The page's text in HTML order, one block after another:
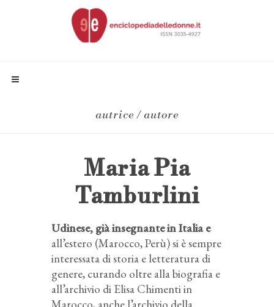
autrice / autore
Maria Pia
Tamburlini
Udinese, già insegnante in Italia e
all’estero (Marocco, Perù) si è sempre
interessata di storia e letteratura di
genere, curando oltre alla biografia e
all’archivio di Elisa Chimenti in